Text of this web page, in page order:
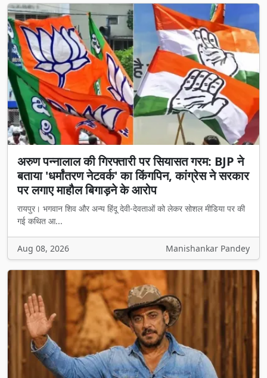
अरुण पन्नालाल की गिरफ्तारी पर सियासत गरम: BJP ने
बताया 'धर्मांतरण नेटवर्क' का किंगपिन, कांग्रेस ने सरकार
पर लगाए माहौल बिगाड़ने के आरोप
रायपुर। भगवान शिव और अन्य हिंदू देवी-देवताओं को लेकर सोशल मीडिया पर की
गई कथित आ...
Aug 08, 2026 Manishankar Pandey